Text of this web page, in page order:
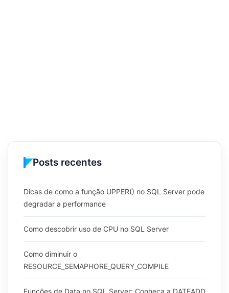
Posts recentes
Dicas de como a função UPPER() no SQL Server pode
degradar a performance
Como descobrir uso de CPU no SQL Server
Como diminuir o
RESOURCE_SEMAPHORE_QUERY_COMPILE
Funções de Data no SQL Server: Conheça a DATEADD